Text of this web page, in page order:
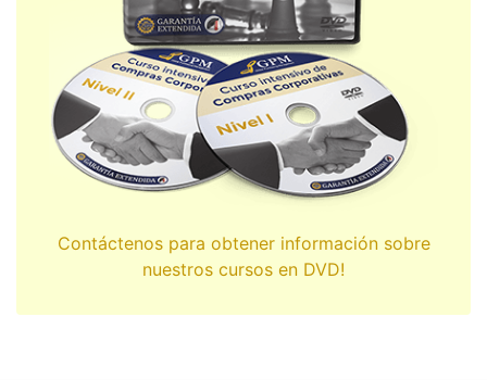
Contáctenos para obtener información sobre
nuestros cursos en DVD!